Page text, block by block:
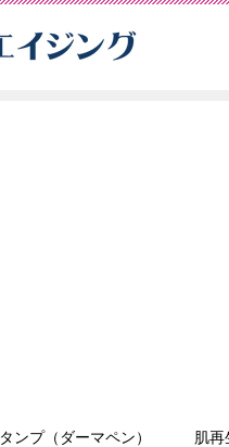
ンプ（ダーマペン） 肌再